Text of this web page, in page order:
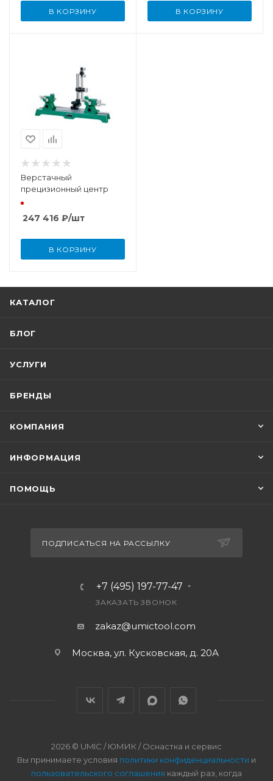
В КОРЗИНУ В КОРЗИНУ
Верстачный
прецизионный центр
247 416 ₽/шт
В КОРЗИНУ
КАТАЛОГ
БЛОГ
УСЛУГИ
БРЕНДЫ
КОМПАНИЯ
ИНФОРМАЦИЯ
ПОМОЩЬ
ПОДПИСАТЬСЯ НА РАССЫЛКУ
+7 (495) 197-77-47
ЗАКАЗАТЬ ЗВОНОК
zakaz@umictool.com
Москва, ул. Кусковская, д. 20А
2026 © UMIC / ЮМИК / Оснастка и сервис
Вы принимаете условия политики конфиденциальности и
пользовательского соглашения каждый раз, когда